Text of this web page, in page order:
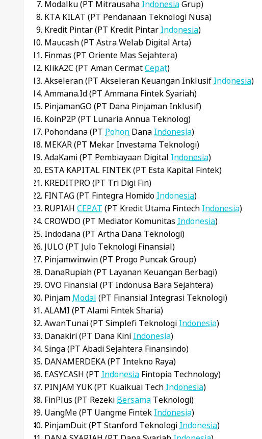
Modalku (PT Mitrausaha IndonesiaGrup)
KTA KILAT (PT Pendanaan Teknologi Nusa)
Kredit Pintar (PT Kredit Pintar Indonesia)
Maucash (PT Astra Welab Digital Arta)
Finmas (PT Oriente Mas Sejahtera)
KlikA2C (PT Aman CermatCepat)
Akseleran (PT Akseleran Keuangan Inklusif Indonesia)
Ammana.id (PT Ammana Fintek Syariah)
PinjamanGO (PT Dana Pinjaman Inklusif)
KoinP2P (PT Lunaria Annua Teknolog)
Pohondana (PT Pohon Dana Indonesia)
MEKAR (PT Mekar Investama Teknologi)
AdaKami (PT Pembiayaan Digital Indonesia)
ESTA KAPITAL FINTEK (PT Esta Kapital Fintek)
KREDITPRO (PT Tri Digi Fin)
FINTAG (PT Fintegra Homido Indonesia)
RUPIAH CEPAT (PT Kredit Utama Fintech Indonesia)
CROWDO (PT Mediator Komunitas Indonesia)
Indodana (PT Artha Dana Teknologi)
JULO (PT Julo Teknologi Finansial)
Pinjamwinwin (PT Progo Puncak Group)
DanaRupiah (PT Layanan Keuangan Berbagi)
OVO Finansial (PT Indonusa Bara Sejahtera)
Pinjam Modal (PT Finansial Integrasi Teknologi)
ALAMI (PT Alami Fintek Sharia)
AwanTunai (PT Simplefi Teknologi Indonesia)
Danakiri (PT Dana Kini Indonesia)
Singa (PT Abadi Sejahtera Finansindo)
DANAMERDEKA (PT Intekno Raya)
EASYCASH (PT Indonesia Fintopia Technology)
PINJAM YUK (PT Kuaikuai Tech Indonesia)
FinPlus (PT Rezeki Bersama Teknologi)
UangMe (PT Uangme Fintek Indonesia)
PinjamDuit (PT Stanford Teknologi Indonesia)